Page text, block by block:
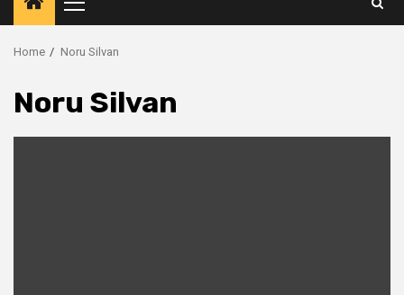
Primary
Menu
Home Noru Silvan
Noru Silvan